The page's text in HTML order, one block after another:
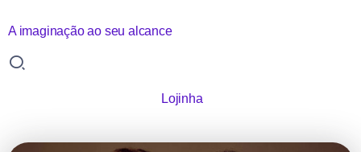
A imaginação ao seu alcance
Lojinha